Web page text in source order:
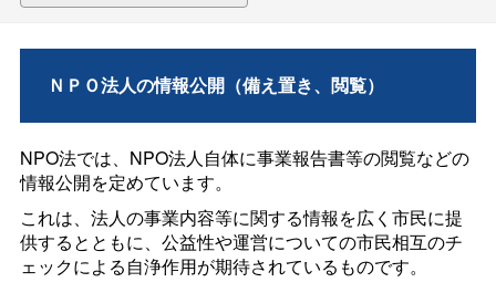
ＮＰＯ法人の情報公開（備え置き、閲覧）
NPO法では、NPO法人自体に事業報告書等の閲覧などの
情報公開を定めています。
これは、法人の事業内容等に関する情報を広く市民に提
供するとともに、公益性や運営についての市民相互のチ
ェックによる自浄作用が期待されているものです。